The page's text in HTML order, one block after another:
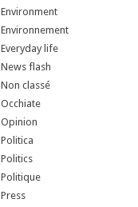
Environment
Environnement
Everyday life
News flash
Non classé
Occhiate
Opinion
Politica
Politics
Politique
Press